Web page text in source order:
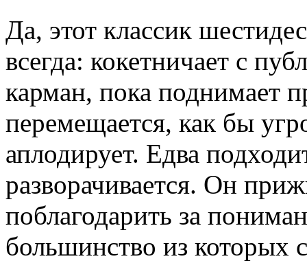
Да, этот классик
всегда: кокетничает с
карман, пока поднимает
перемещается, как бы
аплодирует. Едва
разворачивается. Он
поблагодарить за
большинство из которых